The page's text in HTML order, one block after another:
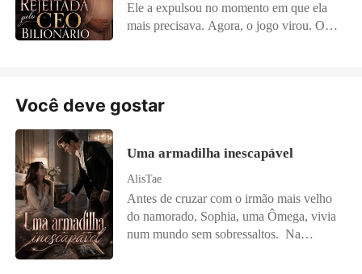
Ele a expulsou no momento em que ela
mais precisava. Agora, o jogo virou. ​O
realmente amou, sem imaginar que ela
escondia um segredo que mudaria o
Você deve gostar
Uma armadilha inescapável
AlisTae
Antes de cruzar com o irmão mais velho
do namorado, Sophia, uma Ômega, vivia
num mundo sem sobressaltos. Na